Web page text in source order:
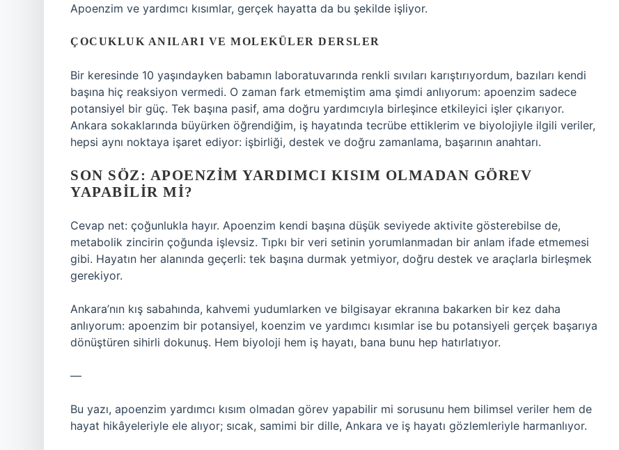
Apoenzim ve yardımcı kısımlar, gerçek hayatta da bu şekilde işliyor.
ÇOCUKLUK ANILARI VE MOLEKÜLER DERSLER
Bir keresinde 10 yaşındayken babamın laboratuvarında renkli sıvıları karıştırıyordum, bazıları kendi
başına hiç reaksiyon vermedi. O zaman fark etmemiştim ama şimdi anlıyorum: apoenzim sadece
potansiyel bir güç. Tek başına pasif, ama doğru yardımcıyla birleşince etkileyici işler çıkarıyor.
Ankara sokaklarında büyürken öğrendiğim, iş hayatında tecrübe ettiklerim ve biyolojiyle ilgili veriler,
hepsi aynı noktaya işaret ediyor: işbirliği, destek ve doğru zamanlama, başarının anahtarı.
SON SÖZ: APOENZIM YARDIMCI KISIM OLMADAN GÖREV
YAPABILIR MI?
Cevap net: çoğunlukla hayır. Apoenzim kendi başına düşük seviyede aktivite gösterebilse de,
metabolik zincirin çoğunda işlevsiz. Tıpkı bir veri setinin yorumlanmadan bir anlam ifade etmemesi
gibi. Hayatın her alanında geçerli: tek başına durmak yetmiyor, doğru destek ve araçlarla birleşmek
gerekiyor.
Ankara’nın kış sabahında, kahvemi yudumlarken ve bilgisayar ekranına bakarken bir kez daha
anlıyorum: apoenzim bir potansiyel, koenzim ve yardımcı kısımlar ise bu potansiyeli gerçek başarıya
dönüştüren sihirli dokunuş. Hem biyoloji hem iş hayatı, bana bunu hep hatırlatıyor.
—
Bu yazı, apoenzim yardımcı kısım olmadan görev yapabilir mi sorusunu hem bilimsel veriler hem de
hayat hikâyeleriyle ele alıyor; sıcak, samimi bir dille, Ankara ve iş hayatı gözlemleriyle harmanlıyor.